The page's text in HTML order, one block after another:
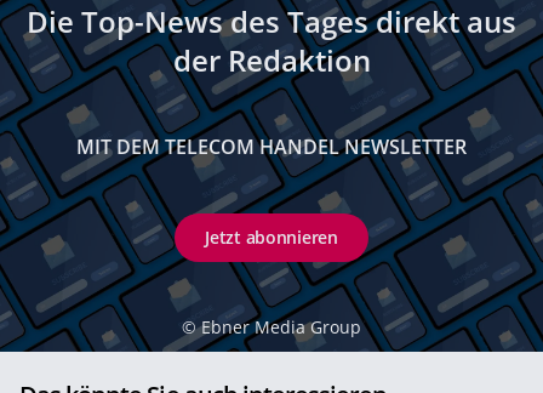
Die Top-News des Tages direkt aus
der Redaktion
MIT DEM TELECOM HANDEL NEWSLETTER
Jetzt abonnieren
© Ebner Media Group